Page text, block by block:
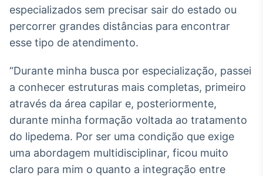
Componentes
funcionalidades
Broadcast
Wallboard
Conteúdos e
dados para
displays e telas
Broadcast
Curadoria
especializados sem precisar sair do estado ou
percorrer grandes distâncias para encontrar
esse tipo de atendimento.
“Durante minha busca por especialização, passei
a conhecer estruturas mais completas, primeiro
através da área capilar e, posteriormente,
durante minha formação voltada ao tratamento
do lipedema. Por ser uma condição que exige
uma abordagem multidisciplinar, ficou muito
claro para mim o quanto a integração entre